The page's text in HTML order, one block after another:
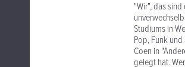
"Wir", das
Studiums in
Pop, Funk
Coen in
gelegt hat.